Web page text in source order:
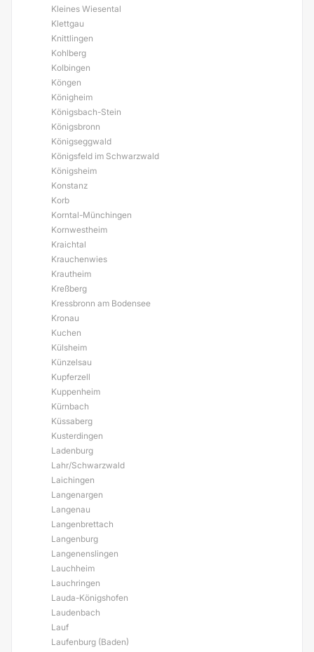
Kleines Wiesental
Klettgau
Knittlingen
Kohlberg
Kolbingen
Köngen
Königheim
Königsbach-Stein
Königsbronn
Königseggwald
Königsfeld im Schwarzwald
Königsheim
Konstanz
Korb
Korntal-Münchingen
Kornwestheim
Kraichtal
Krauchenwies
Krautheim
Kreßberg
Kressbronn am Bodensee
Kronau
Kuchen
Külsheim
Künzelsau
Kupferzell
Kuppenheim
Kürnbach
Küssaberg
Kusterdingen
Ladenburg
Lahr/Schwarzwald
Laichingen
Langenargen
Langenau
Langenbrettach
Langenburg
Langenenslingen
Lauchheim
Lauchringen
Lauda-Königshofen
Laudenbach
Lauf
Laufenburg (Baden)